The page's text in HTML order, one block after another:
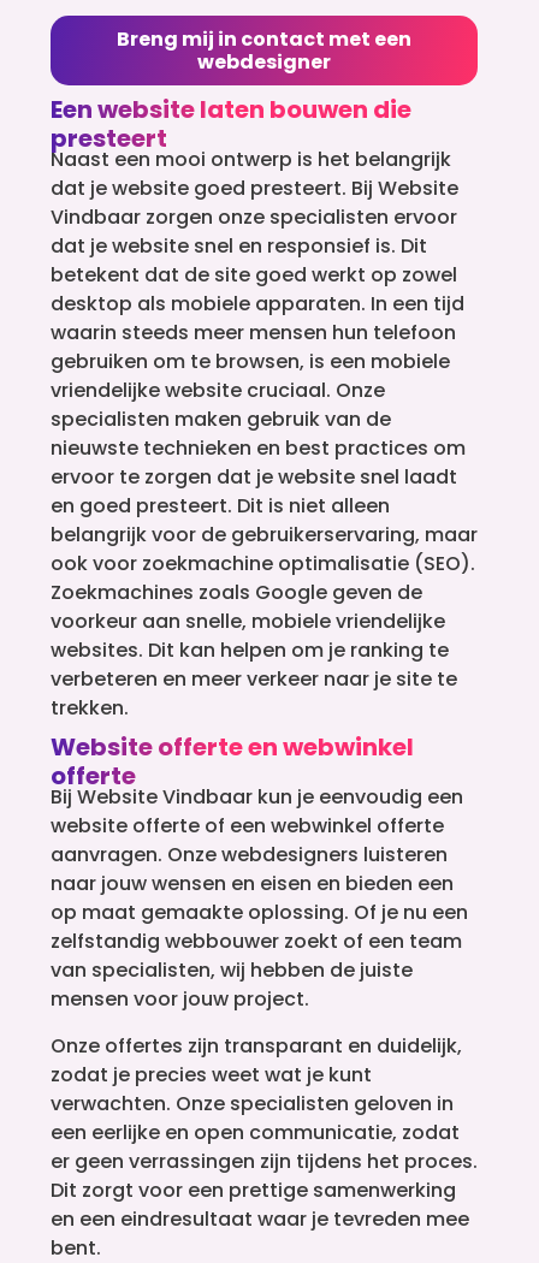
Breng mij in contact met een
webdesigner
Een website laten bouwen die
presteert
Naast een mooi ontwerp is het belangrijk
dat je website goed presteert. Bij Website
Vindbaar zorgen onze specialisten ervoor
dat je website snel en responsief is. Dit
betekent dat de site goed werkt op zowel
desktop als mobiele apparaten. In een tijd
waarin steeds meer mensen hun telefoon
gebruiken om te browsen, is een mobiele
vriendelijke website cruciaal. Onze
specialisten maken gebruik van de
nieuwste technieken en best practices om
ervoor te zorgen dat je website snel laadt
en goed presteert. Dit is niet alleen
belangrijk voor de gebruikerservaring, maar
ook voor zoekmachine optimalisatie (SEO).
Zoekmachines zoals Google geven de
voorkeur aan snelle, mobiele vriendelijke
websites. Dit kan helpen om je ranking te
verbeteren en meer verkeer naar je site te
trekken.
Website offerte en webwinkel
offerte
Bij Website Vindbaar kun je eenvoudig een
website offerte of een webwinkel offerte
aanvragen. Onze webdesigners luisteren
naar jouw wensen en eisen en bieden een
op maat gemaakte oplossing. Of je nu een
zelfstandig webbouwer zoekt of een team
van specialisten, wij hebben de juiste
mensen voor jouw project.
Onze offertes zijn transparant en duidelijk,
zodat je precies weet wat je kunt
verwachten. Onze specialisten geloven in
een eerlijke en open communicatie, zodat
er geen verrassingen zijn tijdens het proces.
Dit zorgt voor een prettige samenwerking
en een eindresultaat waar je tevreden mee
bent.